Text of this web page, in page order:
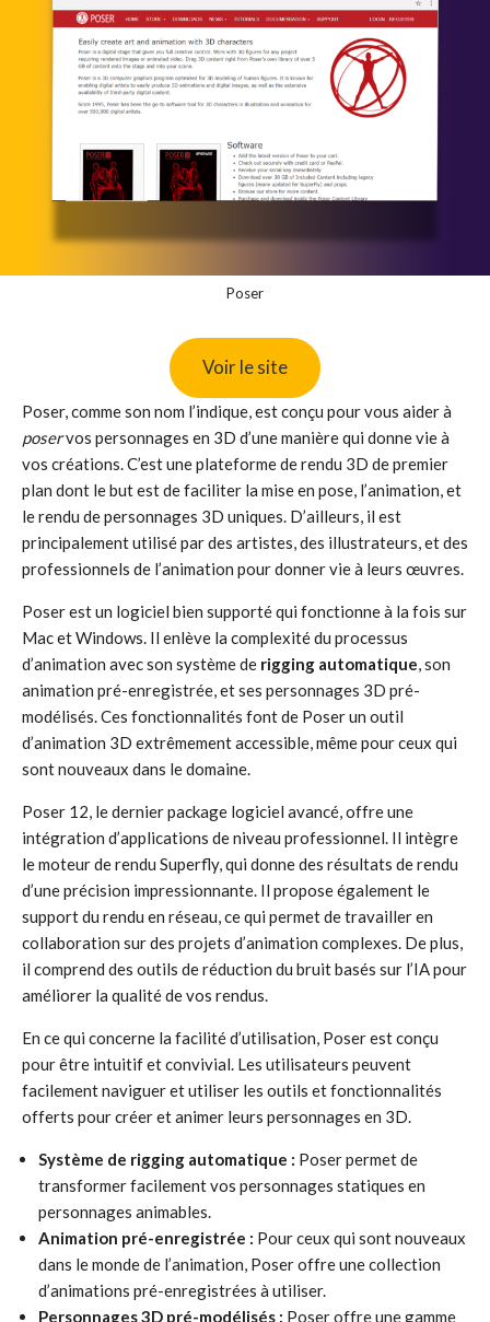
Poser
Voir le site
Poser, comme son nom l’indique, est conçu pour vous aider à
poservos personnages en 3D d’une manière qui donne vie à
vos créations. C’est une plateforme de rendu 3D de premier
plan dont le but est de faciliter la mise en pose, l’animation, et
le rendu de personnages 3D uniques. D’ailleurs, il est
principalement utilisé par des artistes, des illustrateurs, et des
professionnels de l’animation pour donner vie à leurs œuvres.
Poser est un logiciel bien supporté qui fonctionne à la fois sur
Mac et Windows. Il enlève la complexité du processus
d’animation avec son système de rigging automatique , son
animation pré-enregistrée, et ses personnages 3D pré-
modélisés. Ces fonctionnalités font de Poser un outil
d’animation 3D extrêmement accessible, même pour ceux qui
sont nouveaux dans le domaine.
Poser 12, le dernier package logiciel avancé, offre une
intégration d’applications de niveau professionnel. Il intègre
le moteur de rendu Superfly, qui donne des résultats de rendu
d’une précision impressionnante. Il propose également le
support du rendu en réseau, ce qui permet de travailler en
collaboration sur des projets d’animation complexes. De plus,
il comprend des outils de réduction du bruit basés sur l’IA pour
améliorer la qualité de vos rendus.
En ce qui concerne la facilité d’utilisation, Poser est conçu
pour être intuitif et convivial. Les utilisateurs peuvent
facilement naviguer et utiliser les outils et fonctionnalités
offerts pour créer et animer leurs personnages en 3D.
Système de rigging automatique : Poser permet de
transformer facilement vos personnages statiques en
personnages animables.
Animation pré-enregistrée : Pour ceux qui sont nouveaux
dans le monde de l’animation, Poser offre une collection
d’animations pré-enregistrées à utiliser.
Personnages 3D pré-modélisés : Poser offre une gamme